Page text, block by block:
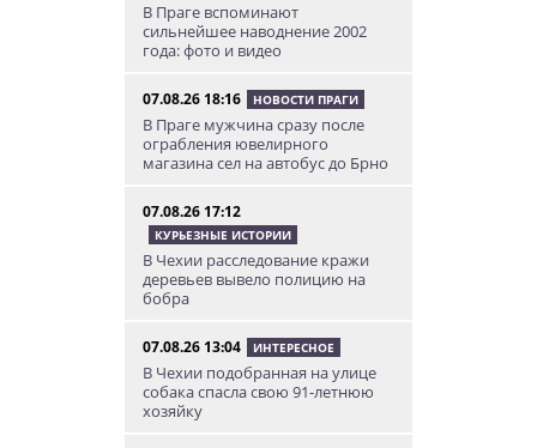
В Праге вспоминают
сильнейшее наводнение 2002
года: фото и видео
07.08.26 18:16 НОВОСТИ ПРАГИ
В Праге мужчина сразу после
ограбления ювелирного
магазина сел на автобус до Брно
07.08.26 17:12
КУРЬЕЗНЫЕ ИСТОРИИ
В Чехии расследование кражи
деревьев вывело полицию на
бобра
07.08.26 13:04 ИНТЕРЕСНОЕ
В Чехии подобранная на улице
собака спасла свою 91-летнюю
хозяйку